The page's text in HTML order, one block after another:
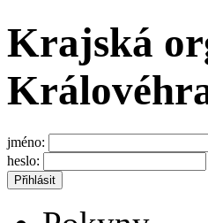
Krajská
jméno:
heslo: